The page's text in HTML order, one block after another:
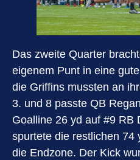
Das zweite Quarter
eigenem Punt in eine
die Griffins mussten an
3. und 8 passte QB
Goalline 26 yd auf #9 RB
spurtete die restlichen 74
die Endzone. Der Kick